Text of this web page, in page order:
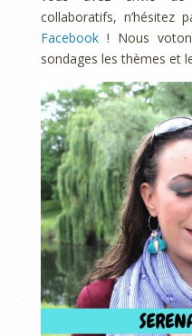
collaboratifs, n’hésitez
Facebook ! Nous
sondages les thèmes et